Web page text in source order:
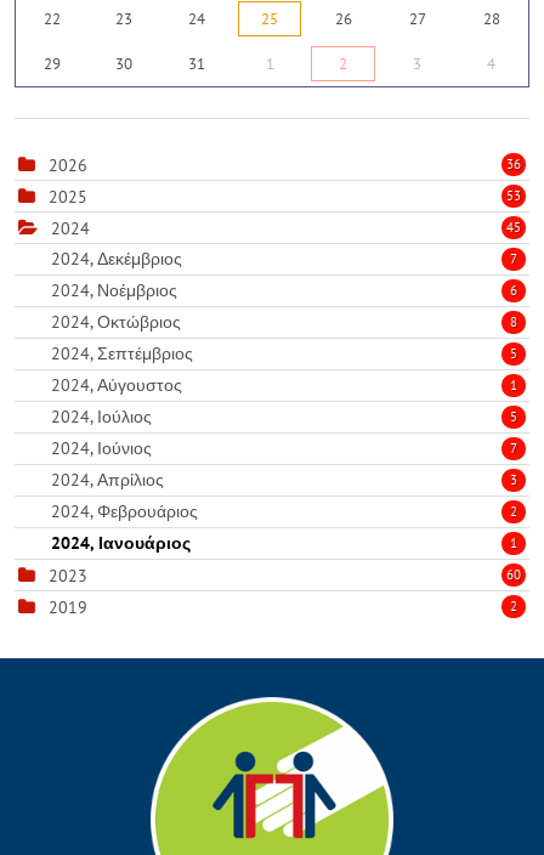
22 23 24 25 26 27 28
29 30 31 1 2 3 4
2026 36
2025 53
2024 45
2024, Δεκέμβριος 7
2024, Νοέμβριος 6
2024, Οκτώβριος 8
2024, Σεπτέμβριος 5
2024, Αύγουστος 1
2024, Ιούλιος 5
2024, Ιούνιος 7
2024, Απρίλιος 3
2024, Φεβρουάριος 2
2024, Ιανουάριος 1
2023 60
2019 2